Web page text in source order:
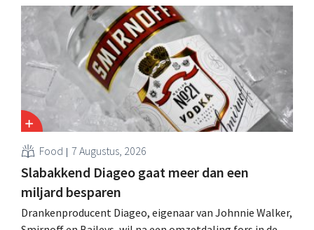
Food 7 Augustus, 2026
Slabakkend Diageo gaat meer dan een
miljard besparen
Drankenproducent Diageo, eigenaar van Johnnie Walker,